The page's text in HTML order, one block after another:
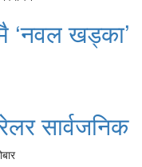
‘नवल खड्का’
सार्वजनिक